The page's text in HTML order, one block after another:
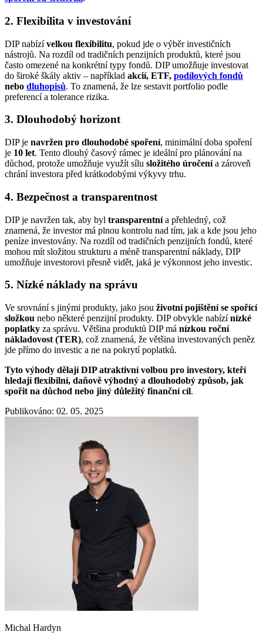
2. Flexibilita v investování
DIP nabízívelkou flexibilitu, pokud jde o výběr investičních
nástrojů. Na rozdíl od tradičních penzijních produktů, které jsou
často omezené na konkrétní typy fondů. DIP umožňuje investovat
do široké škály aktiv – například akcií, ETF, podílových fondů
nebo dluhopisů. To znamená, že lze sestavit portfolio podle
preferencí a tolerance rizika.
3. Dlouhodobý horizont
DIP je navržen pro dlouhodobé spoření, minimální doba spoření
je 10 let. Tento dlouhý časový rámec je ideální pro plánování na
důchod, protože umožňuje využít sílu složitého úročenía zároveň
chrání investora před krátkodobými výkyvy trhu.
4. Bezpečnost a transparentnost
DIP je navržen tak, aby byl transparentnía přehledný, což
znamená, že investor má plnou kontrolu nad tím, jak a kde jsou jeho
peníze investovány. Na rozdíl od tradičních penzijních fondů, které
mohou mít složitou strukturu a méně transparentní náklady, DIP
umožňuje investorovi přesně vidět, jaká je výkonnost jeho investic.
5. Nízké náklady na správu
Ve srovnání s jinými produkty, jako jsou životní pojištění se spořící
složkou nebo některé penzijní produkty. DIP obvykle nabízínízké
poplatky za správu. Většina produktů DIP má nízkou roční
nákladovost (TER), což znamená, že většina investovaných peněz
jde přímo do investic a ne na pokrytí poplatků.
Tyto výhody dělají DIP atraktivní volbou pro investory, kteří
hledají flexibilní, daňově výhodný a dlouhodobý způsob, jak
spořit na důchod nebo jiný důležitý finanční cíl.
Publikováno: 02. 05. 2025
Michal Hardyn